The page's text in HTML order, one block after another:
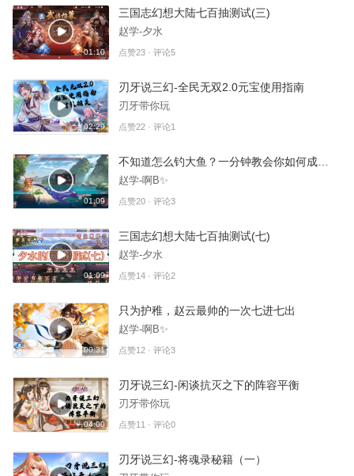
01:10
三国志幻想大陆七百抽测试(三)
赵学-夕水
点赞23 · 评论5
02:29
刃牙说三幻-全民无双2.0元宝使用指南
刃牙带你玩
点赞22 · 评论1
01:09
赵学-啊B✨
点赞20 · 评论3
01:09
三国志幻想大陆七百抽测试(七)
赵学-夕水
点赞14 · 评论2
00:31
只为护稚，赵云最帅的一次七进七出
赵学-啊B✨
点赞12 · 评论3
04:00
刃牙说三幻-闲谈抗灭之下的阵容平衡
刃牙带你玩
点赞11 · 评论0
刃牙说三幻-将魂录秘籍（一）